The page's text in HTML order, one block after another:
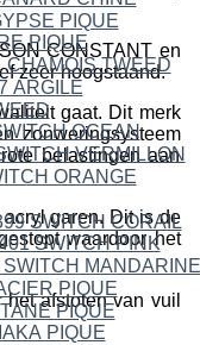
CONSTANT en
zeer hoogstaand.
gaat. Dit merk
zonweringsysteem
belastingen aan
garen. Dit is de
waardoor het
afstoten van vuil